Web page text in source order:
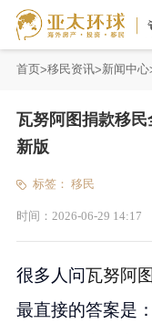
首页 移民资讯 新闻中心
瓦努阿图捐款移
新版
标签： 移民
时间： 2026-06-29 14:17
很多人问瓦努阿图
最直接的答案是